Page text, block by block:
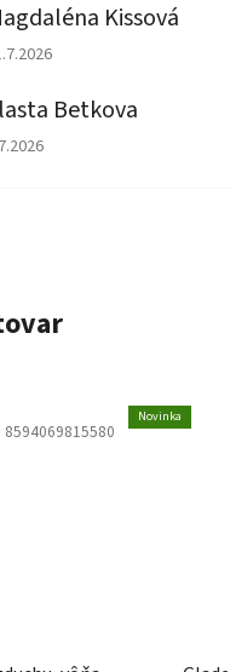
Kissová
obchodu je 5 z 5
Betkova
obchodu je 4 z 5
8594069815580
Novinka